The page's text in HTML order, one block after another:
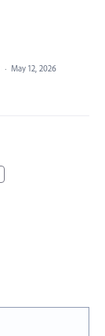
· May 12, 2026